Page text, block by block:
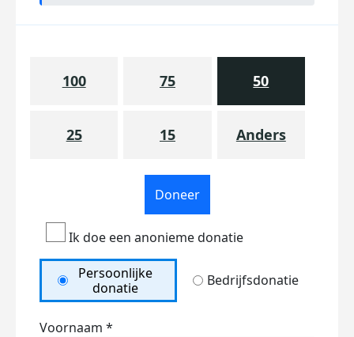
100 75 50
25 15 Anders
Doneer
Ik doe een anonieme donatie
Persoonlijke
donatie
Bedrijfsdonatie
Voornaam *